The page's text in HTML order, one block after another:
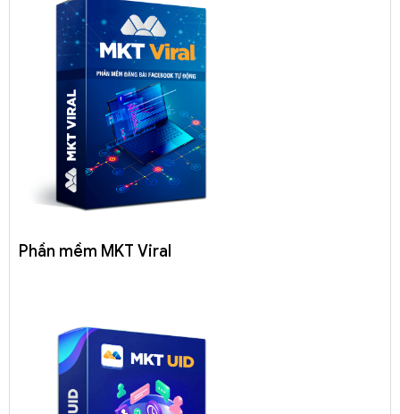
Phần mềm MKT Viral